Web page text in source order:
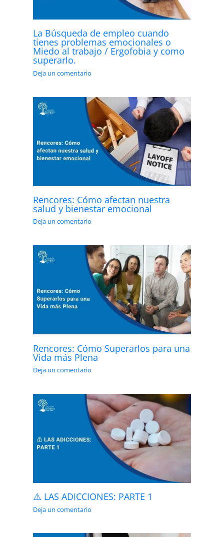
La Búsqueda de empleo cuando
tienes problemas emocionales o
Miedo al trabajo / Ergofobia y como
superarlo.
Deja un comentario
Rencores: Cómo afectan nuestra
salud y bienestar emocional
Deja un comentario
Rencores: Cómo Superarlos para una
Vida más Plena
Deja un comentario
⚠️ LAS ADICCIONES: PARTE 1
Deja un comentario